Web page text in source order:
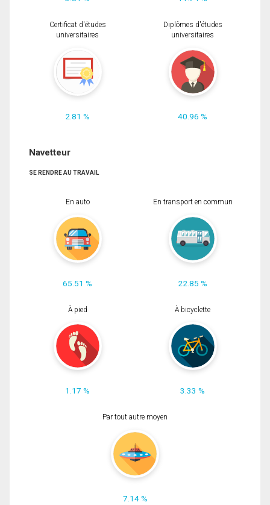
Certificat d'études
universitaires
2.81 %
Diplômes d'études
universitaires
40.96 %
Navetteur
SE RENDRE AU TRAVAIL
En auto
65.51 %
En transport en commun
22.85 %
À pied
1.17 %
À bicyclette
3.33 %
Par tout autre moyen
7.14 %